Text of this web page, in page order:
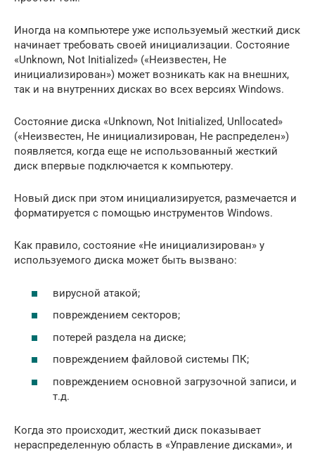
Иногда на компьютере уже используемый жесткий диск
начинает требовать своей инициализации. Состояние
«Unknown, Not Initialized» («Неизвестен, Не
инициализирован») может возникать как на внешних,
так и на внутренних дисках во всех версиях Windows.
Состояние диска «Unknown, Not Initialized, Unllocated»
(«Неизвестен, Не инициализирован, Не распределен»)
появляется, когда еще не использованный жесткий
диск впервые подключается к компьютеру.
Новый диск при этом инициализируется, размечается и
форматируется с помощью инструментов Windows.
Как правило, состояние «Не инициализирован» у
используемого диска может быть вызвано:
вирусной атакой;
повреждением секторов;
потерей раздела на диске;
повреждением файловой системы ПК;
повреждением основной загрузочной записи, и
т.д.
Когда это происходит, жесткий диск показывает
нераспределенную область в «Управление дисками», и